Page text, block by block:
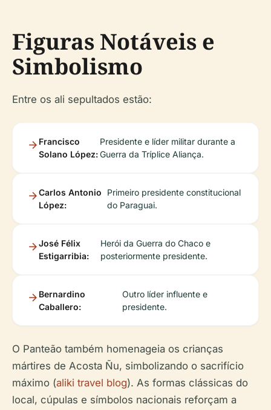
Figuras Notáveis e
Simbolismo
Entre os ali sepultados estão:
Francisco
Solano López:
Presidente e líder militar durante a
Guerra da Tríplice Aliança.
Carlos Antonio
López:
Primeiro presidente constitucional
do Paraguai.
José Félix
Estigarribia:
Herói da Guerra do Chaco e
posteriormente presidente.
Bernardino
Caballero:
Outro líder influente e
presidente.
O Panteão também homenageia os crianças
mártires de Acosta Ñu, simbolizando o sacrifício
máximo (aliki travel blog). As formas clássicas do
local, cúpulas e símbolos nacionais reforçam a